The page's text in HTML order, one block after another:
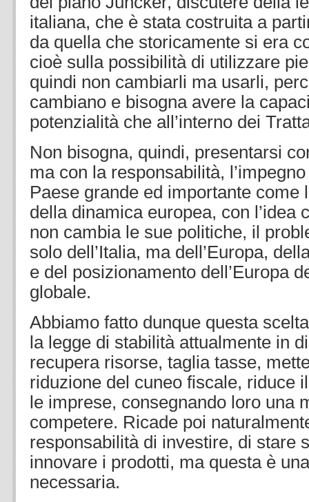
italiana, che è stata costruita a
da quella che storicamente si era
cioè sulla possibilità di utilizzare
quindi non cambiarli ma usarli,
cambiano e bisogna avere la
potenzialità che all’interno dei
Non bisogna, quindi, presentarsi
ma con la responsabilità,
Paese grande ed importante come
della dinamica europea, con l’idea
non cambia le sue politiche, il
solo dell’Italia, ma dell’Europa,
e del posizionamento dell’Europa
globale.
Abbiamo fatto dunque questa
la legge di stabilità attualmente in
recupera risorse, taglia tasse,
riduzione del cuneo fiscale, riduce
le imprese, consegnando loro una
competere. Ricade poi
responsabilità di investire, di stare
innovare i prodotti, ma questa è
necessaria.